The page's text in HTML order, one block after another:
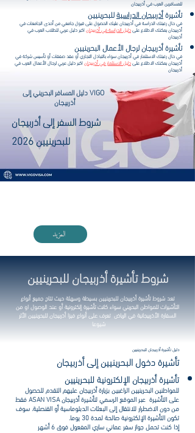
VIGO دليل المسافر البحريني إلى
أذربيجان
شروط السفر إلى أذربيجان
للبحرينيين 2026
للمسافرين العرب في أذربيجان
تأشيرةأذربيجان الدراسيةللبحرينيين
في حال رغبتك الدراسة في أذربيجان عليك الحصول على قبول جامعي من أحدى الجامعات في
أذربيجان يمكنك الاطلاع علىدليل الدراسة في أذربيجاناكبر دليل عربي للطلاب العرب في
أذربيجان
تأشيرة أذربيجان لرجال الأعمال البحرينيين
في حال رغبتك الاستثمار في أذربيجان سواء بالتبادل التجاري أو عقد صفقات أو تأسيس شركة في
أذربيجان يمكنك الاطلاع علىدليل الاستثمار في أذربيجاناكبر دليل عربي لرجال الأعمال العرب في
أذربيجان
المزيد
شروط تأشيرة أذربيجان للبحرينيين
تعد شروط تأشيرة أذربيجانللبحرينيينبسيطة وسهلة حيث تتاح جميع أنواع
التأشيرات للمواطن البحريني سواء كانت تأشيرة إلكترونية أو عند الوصول او من
السفارة الأذربيجانية في الرياض تعرف على أنواع فيزا أذربيجانللبحرينيينالأثر
شيوعا
دليل تأشيرة أذربيجان للبحرينيين
تأشيرة دخول البحرينيين إلى أذربيجان
تأشيرة أذربيجان الإلكترونية للبحرينيين
للمواطنين البحرينيين الراغبين بزيارة أذربيجان عليهم التقدم للحصول
على التأشيرة عبر الموقع الرسمي لتأشيرة أذربيجان ASAN VISA فقط
من دون الاضطرار للانتقال إلى البعثات الدبلوماسية أو القنصلية. سوف
تكون التأشيرة الإلكترونية صالحة لمدة 30 يوما.
إذا كنت تحمل جواز سفر عماني ساري المفعول فوق 6 أشهر